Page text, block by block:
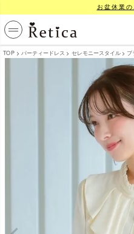
お盆休業
TOP パーティードレス セレモニースタイル ブ